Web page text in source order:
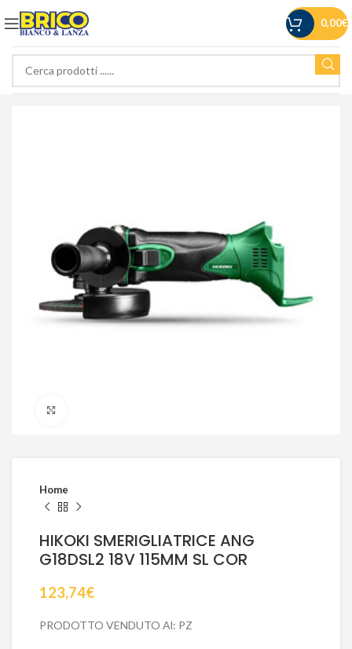
0,00€
Home
HIKOKI SMERIGLIATRICE ANG
G18DSL2 18V 115MM SL COR
123,74€
PRODOTTO VENDUTO Al: PZ